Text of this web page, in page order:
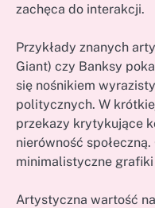
zachęca do interakcji.
Przykłady znanych
Giant) czy Banksy
się nośnikiem
politycznych. W
przekazy krytykujące
nierówność
minimalistyczne
Artystyczna wartość